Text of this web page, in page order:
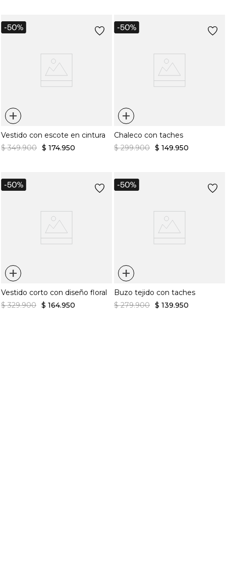
+
Vestido con escote en cintura
$ 349.900 $ 174.950
+
Chaleco con taches
$ 299.900 $ 149.950
+
Vestido corto con diseño floral
$ 329.900 $ 164.950
+
Buzo tejido con taches
$ 279.900 $ 139.950